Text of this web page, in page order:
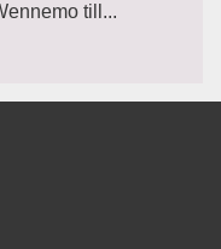
till...